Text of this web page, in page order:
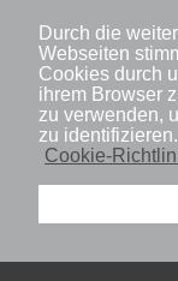
Durch die
Webseiten
Cookies durch
ihrem Browser
zu verwenden,
zu
Cookie-
Sport
Japan in
Genuss
Japanologie
Rezepte